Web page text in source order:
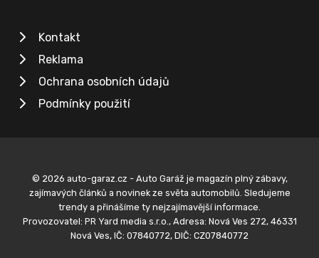
Kontakt
Reklama
Ochrana osobních údajů
Podmínky použití
© 2026 auto-garaz.cz - Auto Garáž je magazín plný zábavy,
zajímavých článků a novinek ze světa automobilů. Sledujeme
trendy a přinášíme ty nejzajímavější informace.
Provozovatel: PR Yard media s.r.o., Adresa: Nová Ves 272, 46331
Nová Ves, IČ: 07840772, DIČ: CZ07840772